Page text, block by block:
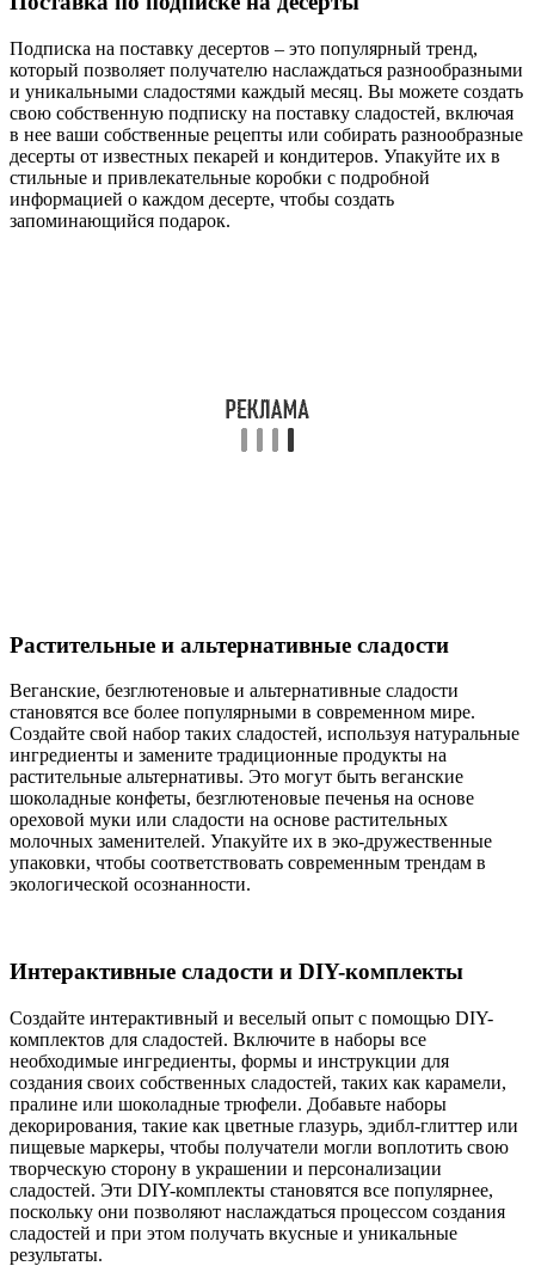
Подписка на поставку десертов – это популярный тренд,
который позволяет получателю наслаждаться разнообразными
и уникальными сладостями каждый месяц. Вы можете создать
свою собственную подписку на поставку сладостей, включая
в нее ваши собственные рецепты или собирать разнообразные
десерты от известных пекарей и кондитеров. Упакуйте их в
стильные и привлекательные коробки с подробной
информацией о каждом десерте, чтобы создать
запоминающийся подарок.
Растительные и альтернативные сладости
Веганские, безглютеновые и альтернативные сладости
становятся все более популярными в современном мире.
Создайте свой набор таких сладостей, используя натуральные
ингредиенты и замените традиционные продукты на
растительные альтернативы. Это могут быть веганские
шоколадные конфеты, безглютеновые печенья на основе
ореховой муки или сладости на основе растительных
молочных заменителей. Упакуйте их в эко-дружественные
упаковки, чтобы соответствовать современным трендам в
экологической осознанности.
Интерактивные сладости и DIY-комплекты
Создайте интерактивный и веселый опыт с помощью DIY-
комплектов для сладостей. Включите в наборы все
необходимые ингредиенты, формы и инструкции для
создания своих собственных сладостей, таких как карамели,
пралине или шоколадные трюфели. Добавьте наборы
декорирования, такие как цветные глазурь, эдибл-глиттер или
пищевые маркеры, чтобы получатели могли воплотить свою
творческую сторону в украшении и персонализации
сладостей. Эти DIY-комплекты становятся все популярнее,
поскольку они позволяют наслаждаться процессом создания
сладостей и при этом получать вкусные и уникальные
результаты.